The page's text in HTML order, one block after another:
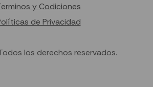
y Codiciones
de Privacidad
los derechos reservados.